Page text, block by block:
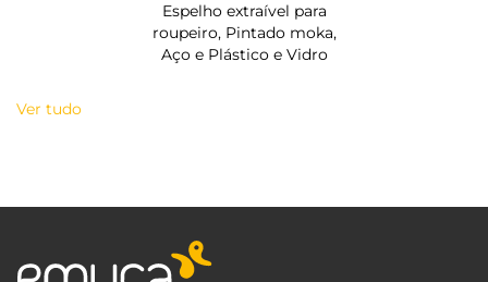
Espelho extraível para
roupeiro, Pintado moka,
Aço e Plástico e Vidro
Ver tudo